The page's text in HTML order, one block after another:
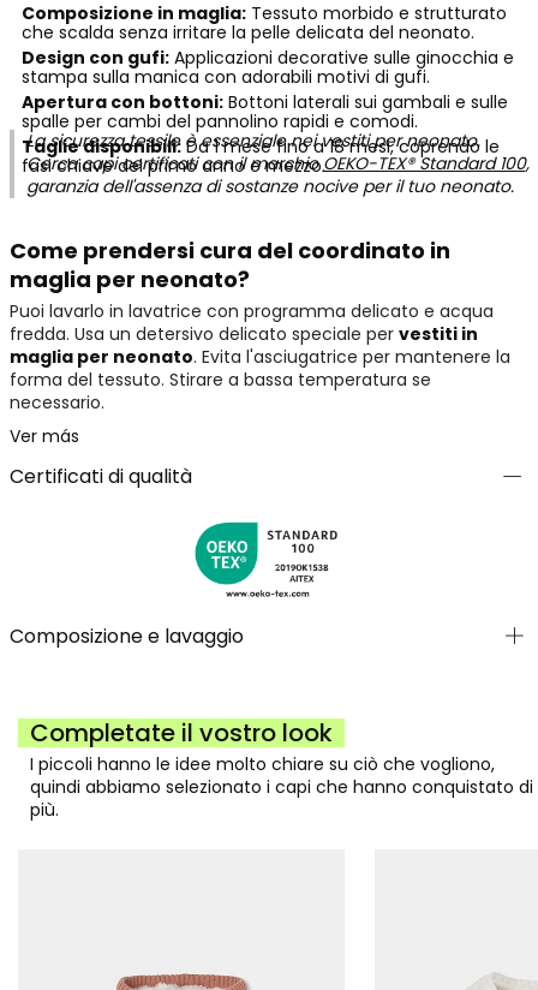
Composizione in maglia:Tessuto morbido e strutturato
che scalda senza irritare la pelle delicata del neonato.
Design con gufi:Applicazioni decorative sulle ginocchia e
stampa sulla manica con adorabili motivi di gufi.
Apertura con bottoni:Bottoni laterali sui gambali e sulle
spalle per cambi del pannolino rapidi e comodi.
Taglie disponibili:Da 1 mese fino a 18 mesi, coprendo le
fasi chiave del primo anno e mezzo.
La sicurezza tessile è essenziale nei vestiti per neonato.
Cerca capi certificati con il marchioOEKO-TEX® Standard 100,
garanzia dell'assenza di sostanze nocive per il tuo neonato.
Come prendersi cura del coordinato in
maglia per neonato?
Puoi lavarlo in lavatrice con programma delicato e acqua
fredda. Usa un detersivo delicato speciale per vestiti in
maglia per neonato. Evita l'asciugatrice per mantenere la
forma del tessuto. Stirare a bassa temperatura se
necessario.
Ver más
Certificati di qualità
Composizione e lavaggio
Completate il vostro look
I piccoli hanno le idee molto chiare su ciò che vogliono,
quindi abbiamo selezionato i capi che hanno conquistato di
più.